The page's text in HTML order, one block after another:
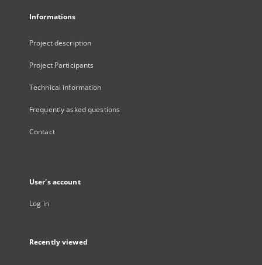
Informations
Project description
Project Participants
Technical information
Frequently asked questions
Contact
User's account
Log in
Recently viewed